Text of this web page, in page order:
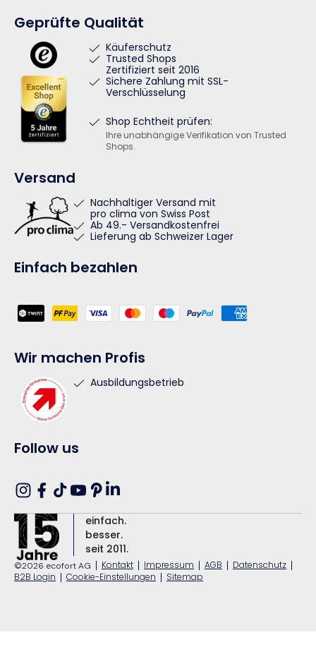
Geprüfte Qualität
Käuferschutz
Trusted Shops
Zertifiziert seit 2016
Sichere Zahlung mit SSL-
Verschlüsselung
Shop Echtheit prüfen:
Ihre unabhängige Verifikation von Trusted
Shops.
Versand
Nachhaltiger Versand mit
pro clima von Swiss Post
Ab 49.- Versandkostenfrei
Lieferung ab Schweizer Lager
Einfach bezahlen
Zahlungsmethoden
Wir machen Profis
Ausbildungsbetrieb
Follow us
Instagram
Facebook
TikTokYouTube
Pinterest
Translation
missing:
de.general.social.links.linkedin
einfach.
besser.
seit 2011.
©2026 ecofort AG | Kontakt | Impressum | AGB | Datenschutz |
B2B Login | Cookie-Einstellungen | Sitemap